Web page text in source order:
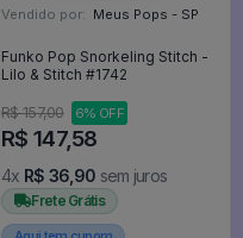
Vendido por: Meus Pops - SP
Funko Pop Snorkeling Stitch -
Lilo & Stitch #1742
R$ 157,00 6% OFF
R$ 147,58
4x R$ 36,90 sem juros
Frete Grátis